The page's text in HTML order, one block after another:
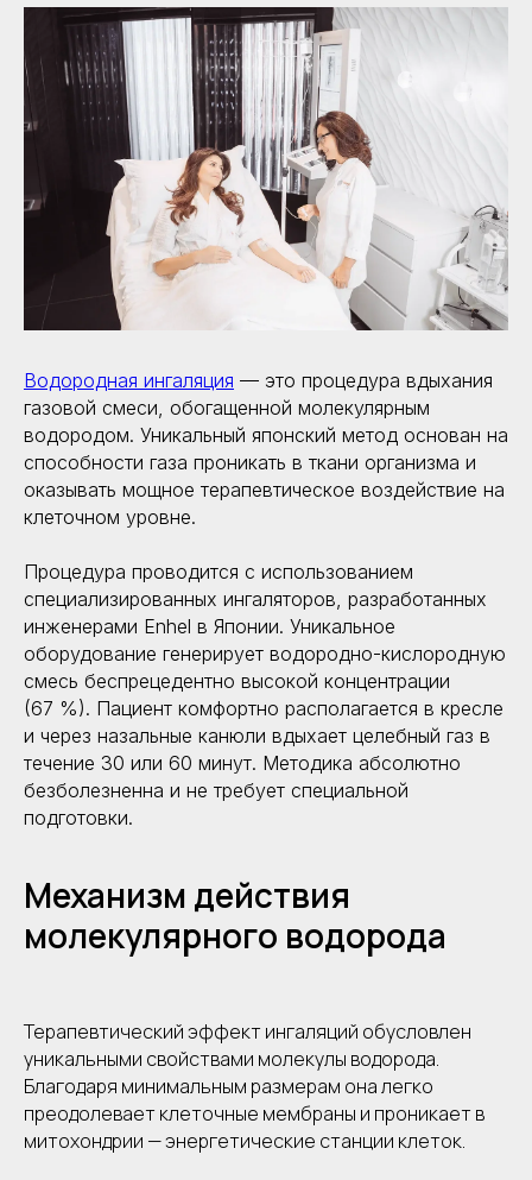
Водородная ингаляция — это процедура вдыхания
газовой смеси, обогащенной молекулярным
водородом. Уникальный японский метод основан на
способности газа проникать в ткани организма и
оказывать мощное терапевтическое воздействие на
клеточном уровне.
Процедура проводится с использованием
специализированных ингаляторов, разработанных
инженерами Enhel в Японии. Уникальное
оборудование генерирует водородно-кислородную
смесь беспрецедентно высокой концентрации
(67 %). Пациент комфортно располагается в кресле
и через назальные канюли вдыхает целебный газ в
течение 30 или 60 минут. Методика абсолютно
безболезненна и не требует специальной
подготовки.
Механизм действия
молекулярного водорода
Терапевтический эффект ингаляций обусловлен
уникальными свойствами молекулы водорода.
Благодаря минимальным размерам она легко
преодолевает клеточные мембраны и проникает в
митохондрии — энергетические станции клеток.